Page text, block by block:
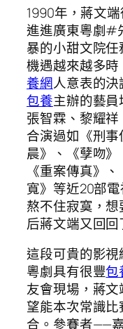
1990年，蔣文
進進廣東粵劇#
暴的小甜文院任
機遇越來越多
養網人意表的
包養主辦的藝員
張智霖、黎耀
合演過如《刑事
晨》、《孽吻
《重案傳真》
寬》等近20部
熬不住寂寞，
后蔣文端又回回
這段可貴的影
粵劇具有很豐包
友會現場，蔣文
望能本次常識比
合。參賽者——